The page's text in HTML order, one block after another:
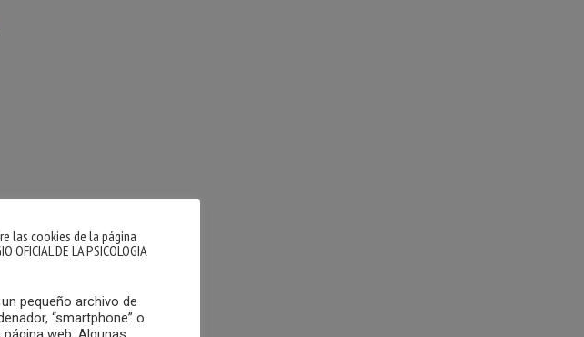
las cookies de la página
DE LA PSICOLOGIA
pequeño archivo de
“smartphone” o